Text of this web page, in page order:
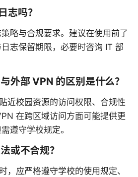
志吗？
略与合规要求。建议在使用前了
志保留期限，必要时咨询 IT 部
外部 VPN 的区别是什么？
近校园资源的访问权限、合规性
在跨区域访问方面可能提供更
遵守学校规定。
或不合规？
，应严格遵守学校的使用规定、